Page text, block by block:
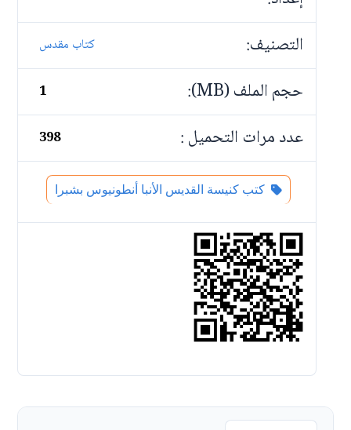
التصنيف: كتاب مقدس
حجم الملف (MB): 1
عدد مرات التحميل : 398
كتب كنيسة القديس الأنبا أنطونيوس بشبرا